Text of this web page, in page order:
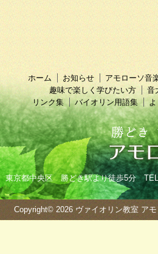
ホーム お知らせ
アモローソ音
趣味で楽しく学びたい方
音
リンク集
バイオリン用語集
東京都中央区 勝どき駅より徒歩5分
Copyright© 2026 ヴァイオリン教室 ア